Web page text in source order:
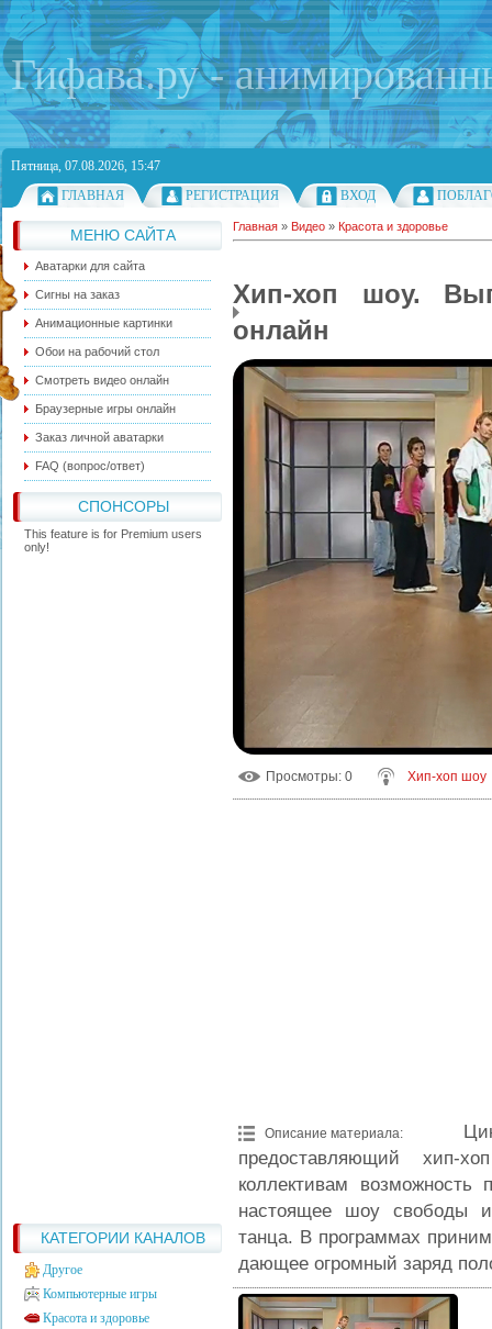
Гифава.ру -
Пятница, 07.08.2026, 15:47
ГЛАВНАЯ
РЕГИСТРАЦИЯ ВХОД
МЕНЮ САЙТА
Аватарки для сайта
Сигны на заказ
Анимационные картинки
Обои на рабочий стол
Смотреть видео онлайн
Браузерные игры онлайн
Заказ личной аватарки
FAQ (вопрос/ответ)
СПОНСОРЫ
This feature is for Premium users
only!
КАТЕГОРИИ КАНАЛОВ
Другое
Компьютерные игры
Красота и здоровье
Главная » Видео » Красота и здоровье
Хип-хоп шоу.
онлайн
Просмотры: 0 Хип-хоп шоу
Описание материала:
предоставляющий хип-
коллективам возможность
настоящее шоу свободы
танца. В программах
дающее огромный заряд